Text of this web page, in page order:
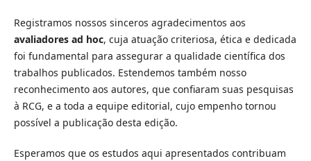
Registramos nossos sinceros agradecimentos aos
avaliadores ad hoc, cuja atuação criteriosa, ética e dedicada
foi fundamental para assegurar a qualidade científica dos
trabalhos publicados. Estendemos também nosso
reconhecimento aos autores, que confiaram suas pesquisas
à RCG, e a toda a equipe editorial, cujo empenho tornou
possível a publicação desta edição.
Esperamos que os estudos aqui apresentados contribuam